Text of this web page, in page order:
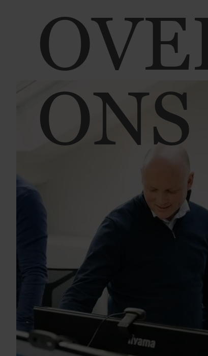
ONS